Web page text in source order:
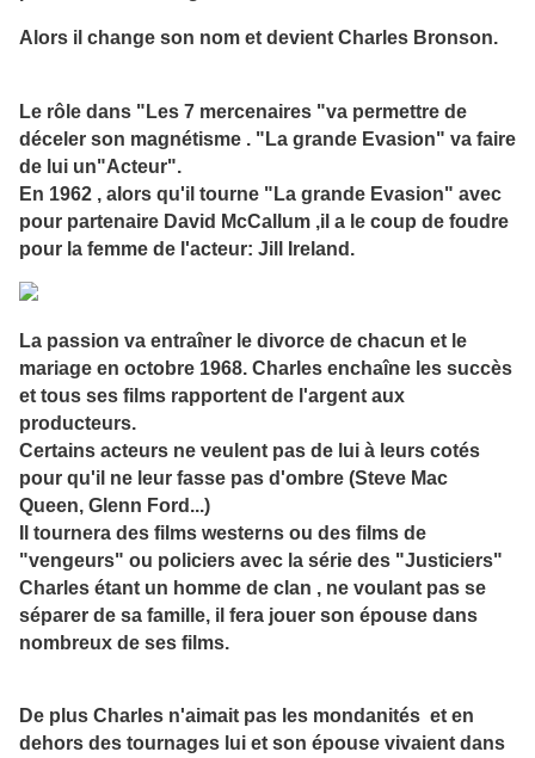
Alors il change son nom et devient Charles Bronson.
Le rôle dans "Les 7 mercenaires "va permettre de
déceler son magnétisme . "La grande Evasion" va faire
de lui un"Acteur".
En 1962 , alors qu'il tourne "La grande Evasion" avec
pour partenaire David McCallum ,il a le coup de foudre
pour la femme de l'acteur: Jill Ireland.
La passion va entraîner le divorce de chacun et le
mariage en octobre 1968. Charles enchaîne les succès
et tous ses films rapportent de l'argent aux
producteurs.
Certains acteurs ne veulent pas de lui à leurs cotés
pour qu'il ne leur fasse pas d'ombre (Steve Mac
Queen, Glenn Ford...)
Il tournera des films westerns ou des films de
"vengeurs" ou policiers avec la série des "Justiciers"
Charles étant un homme de clan , ne voulant pas se
séparer de sa famille, il fera jouer son épouse dans
nombreux de ses films.
De plus Charles n'aimait pas les mondanités et en
dehors des tournages lui et son épouse vivaient dans